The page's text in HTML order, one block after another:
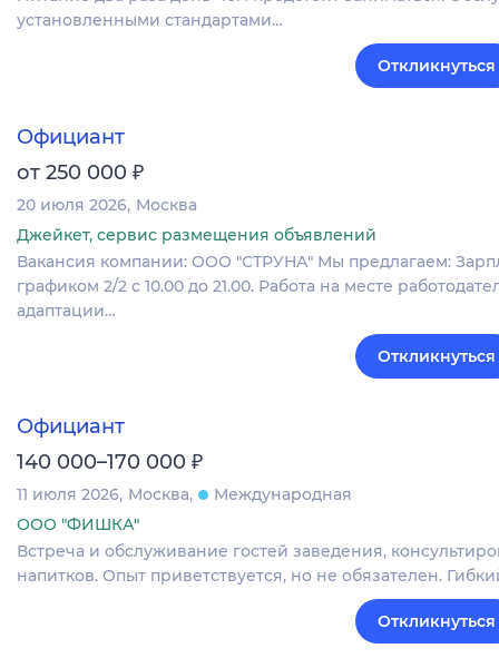
установленными стандартами…
Откликнуться
Официант
от 250 000 ₽
20 июля 2026 Москва
Джейкет, сервис размещения объявлений
Вакансия компании: ООО "СТРУНА" Мы предлагаем:
графиком 2/2 с 10.00 до 21.00. Работа на месте
адаптации…
Откликнуться
Официант
140 000–170 000 ₽
11 июля 2026 Москва
Международная
ООО "ФИШКА"
Встреча и обслуживание гостей заведения,
напитков. Опыт приветствуется, но не обязателен.
Откликнуться